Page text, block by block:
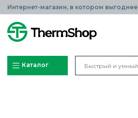
Интернет-магазин, в котором выгоднее
Каталог